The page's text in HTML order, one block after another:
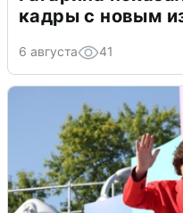
кадры с новым
6 августа 41